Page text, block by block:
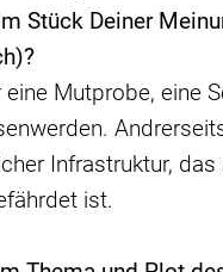
Stück Deiner
Mutprobe, eine
Infrastruktur, das
ist.